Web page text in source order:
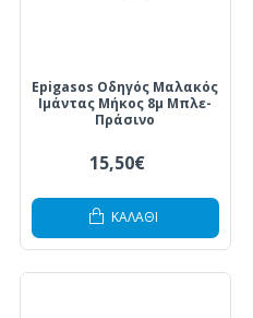
Epigasos Οδηγός Μαλακός
Ιμάντας Μήκος 8μ Μπλε-
Πράσινο
15,50€
ΚΑΛΆΘΙ